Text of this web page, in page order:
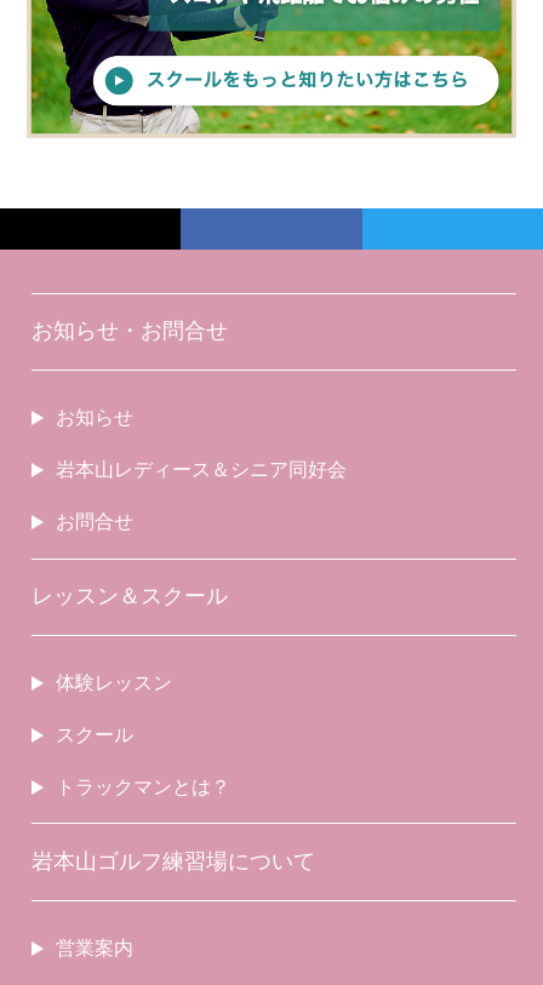
お知らせ・お問合せ
お知らせ
岩本山レディース＆シニア同好会
お問合せ
レッスン＆スクール
体験レッスン
スクール
トラックマンとは？
岩本山ゴルフ練習場について
営業案内